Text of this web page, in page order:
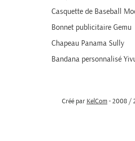
Casquette de Baseball
Bonnet publicitaire Gemu
Chapeau Panama Sully
Bandana personnalisé
Créé par KelCom - 2008 /